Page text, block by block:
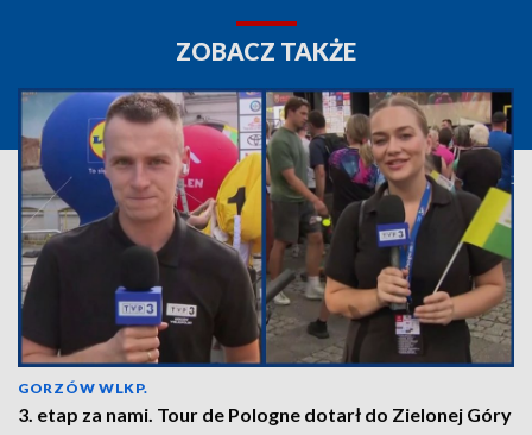
ZOBACZ TAKŻE
GORZÓW WLKP.
3. etap za nami. Tour de Pologne dotarł do Zielonej Góry